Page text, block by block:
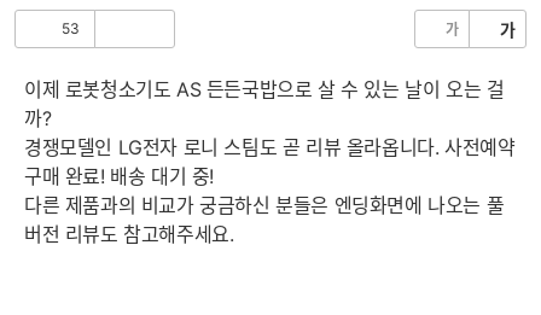
공53
감
가 가
이제 로봇청소기도 AS 든든국밥으로 살 수 있는 날이 오는 걸
까?
경쟁모델인 LG전자 로니 스팀도 곧 리뷰 올라옵니다. 사전예약
구매 완료! 배송 대기 중!
다른 제품과의 비교가 궁금하신 분들은 엔딩화면에 나오는 풀
버전 리뷰도 참고해주세요.